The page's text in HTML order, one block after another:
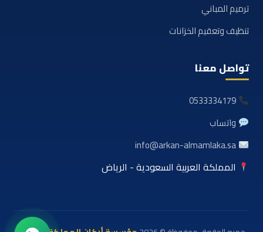
ترميم المباني
تنظيف وتعقيم الخزانات
تواصل معنا
0533334179
واتساب
info@arkan-almamlaka.sa
المملكة العربية السعودية - الرياض